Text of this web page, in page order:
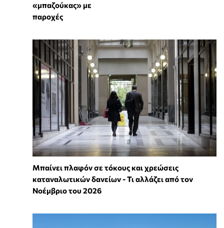
«μπαζούκας» με
παροχές
Μπαίνει πλαφόν σε τόκους και χρεώσεις
καταναλωτικών δανείων - Τι αλλάζει από τον
Νοέμβριο του 2026